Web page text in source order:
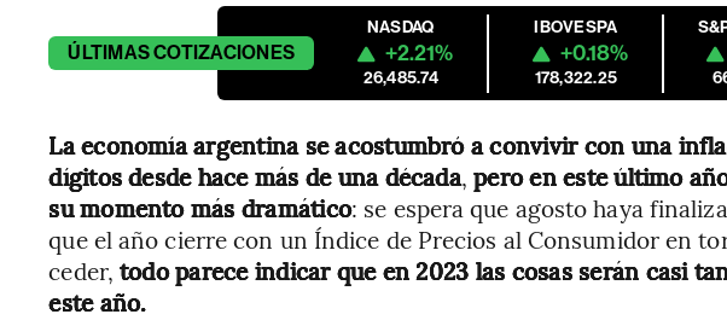
ÚLTIMASCOTIZACIONES
NASDAQ
+2.21%
26,485.74
IBOVESPA
+0.18%
178,322.25
La economía argentina se acostumbró a convivir con una
dígitos desde hace más de una década,pero en este último
su momento más dramático: se espera que agosto haya
que el año cierre con un Índice de Precios al Consumidor en
ceder,todo parece indicar que en 2023 las cosas serán casi
este año.